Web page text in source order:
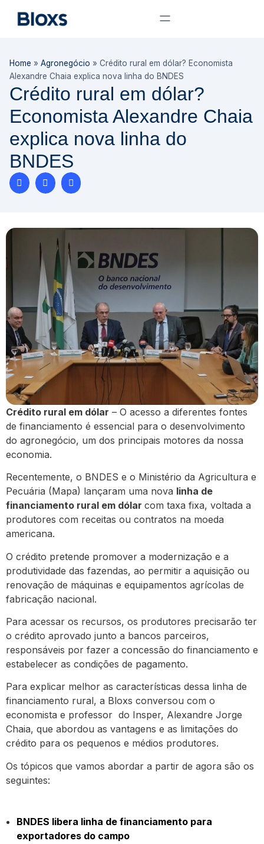
Home » Agronegócio » Crédito rural em dólar? Economista
Alexandre Chaia explica nova linha do BNDES
Crédito rural em dólar?
Economista Alexandre Chaia
explica nova linha do
BNDES
Crédito rural em dólar – O acesso a diferentes fontes
de financiamento é essencial para o desenvolvimento
do agronegócio, um dos principais motores da nossa
economia.
Recentemente, o BNDES e o Ministério da Agricultura e
Pecuária (Mapa) lançaram uma nova linha de
financiamento rural em dólar com taxa fixa, voltada a
produtores com receitas ou contratos na moeda
americana.
O crédito pretende promover a modernização e a
produtividade das fazendas, ao permitir a aquisição ou
renovação de máquinas e equipamentos agrícolas de
fabricação nacional.
Para acessar os recursos, os produtores precisarão ter
o crédito aprovado junto a bancos parceiros,
responsáveis por fazer a concessão do financiamento e
estabelecer as condições de pagamento.
Para explicar melhor as características dessa linha de
financiamento rural, a Bloxs conversou com o
economista e professor do Insper, Alexandre Jorge
Chaia, que abordou as vantagens e as limitações do
crédito para os pequenos e médios produtores.
Os tópicos que vamos abordar a partir de agora são os
seguintes:
BNDES libera linha de financiamento para
exportadores do campo